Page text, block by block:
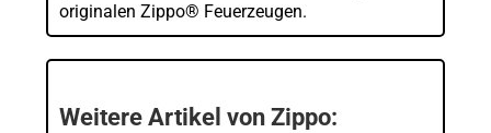
originalen Zippo® Feuerzeugen.
Weitere Artikel von Zippo: